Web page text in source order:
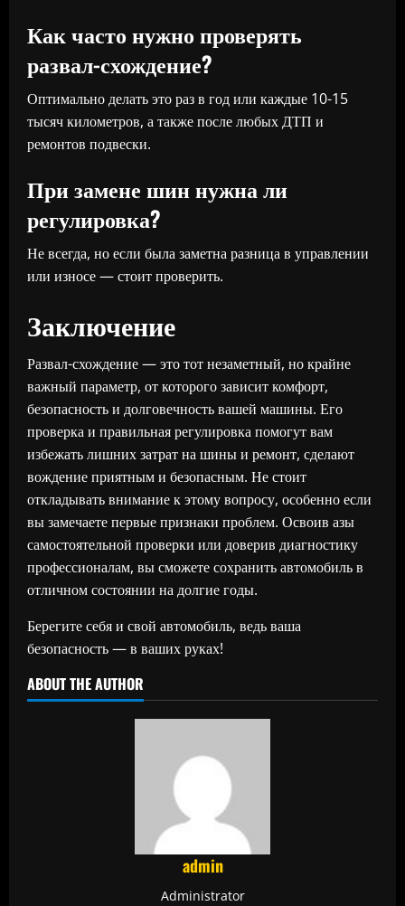
Как часто нужно проверять
развал-схождение?
Оптимально делать это раз в год или каждые 10-15
тысяч километров, а также после любых ДТП и
ремонтов подвески.
При замене шин нужна ли
регулировка?
Не всегда, но если была заметна разница в управлении
или износе — стоит проверить.
Заключение
Развал-схождение — это тот незаметный, но крайне
важный параметр, от которого зависит комфорт,
безопасность и долговечность вашей машины. Его
проверка и правильная регулировка помогут вам
избежать лишних затрат на шины и ремонт, сделают
вождение приятным и безопасным. Не стоит
откладывать внимание к этому вопросу, особенно если
вы замечаете первые признаки проблем. Освоив азы
самостоятельной проверки или доверив диагностику
профессионалам, вы сможете сохранить автомобиль в
отличном состоянии на долгие годы.
Берегите себя и свой автомобиль, ведь ваша
безопасность — в ваших руках!
ABOUT THE AUTHOR
admin
Administrator